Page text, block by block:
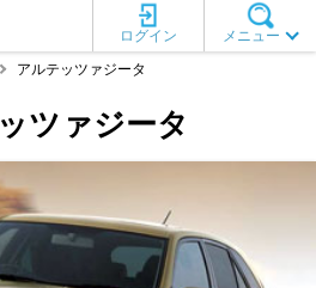
メニュー
ログイン
アルテッツァジータ
ツァジータ